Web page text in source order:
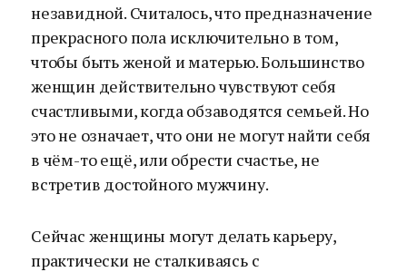
незавидной. Считалось, что предназначение
прекрасного пола исключительно в том,
чтобы быть женой и матерью. Большинство
женщин действительно чувствуют себя
счастливыми, когда обзаводятся семьей. Но
это не означает, что они не могут найти себя
в чём-то ещё, или обрести счастье, не
встретив достойного мужчину.
Сейчас женщины могут делать карьеру,
практически не сталкиваясь с